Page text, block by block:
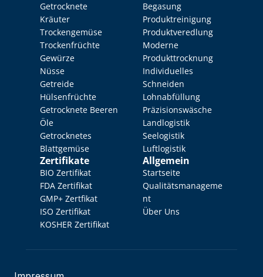
Getrocknete
Kräuter
Trockengemüse
Trockenfrüchte
Gewürze
Nüsse
Getreide
Hülsenfrüchte
Getrocknete Beeren
Öle
Getrocknetes
Blattgemüse
Zertifikate
BIO Zertifikat
FDA Zertifikat
GMP+ Zertfikat
ISO Zertifikat
KOSHER Zertifikat
Begasung
Produktreinigung
Produktveredlung
Moderne
Produkttrocknung
Individuelles
Schneiden
Lohnabfüllung
Präzisionswäsche
Landlogistik
Seelogistik
Luftlogistik
Allgemein
Startseite
Qualitätsmanageme
nt
Über Uns